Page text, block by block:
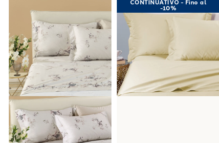
CONTINUATIVO - Fino al
-10%